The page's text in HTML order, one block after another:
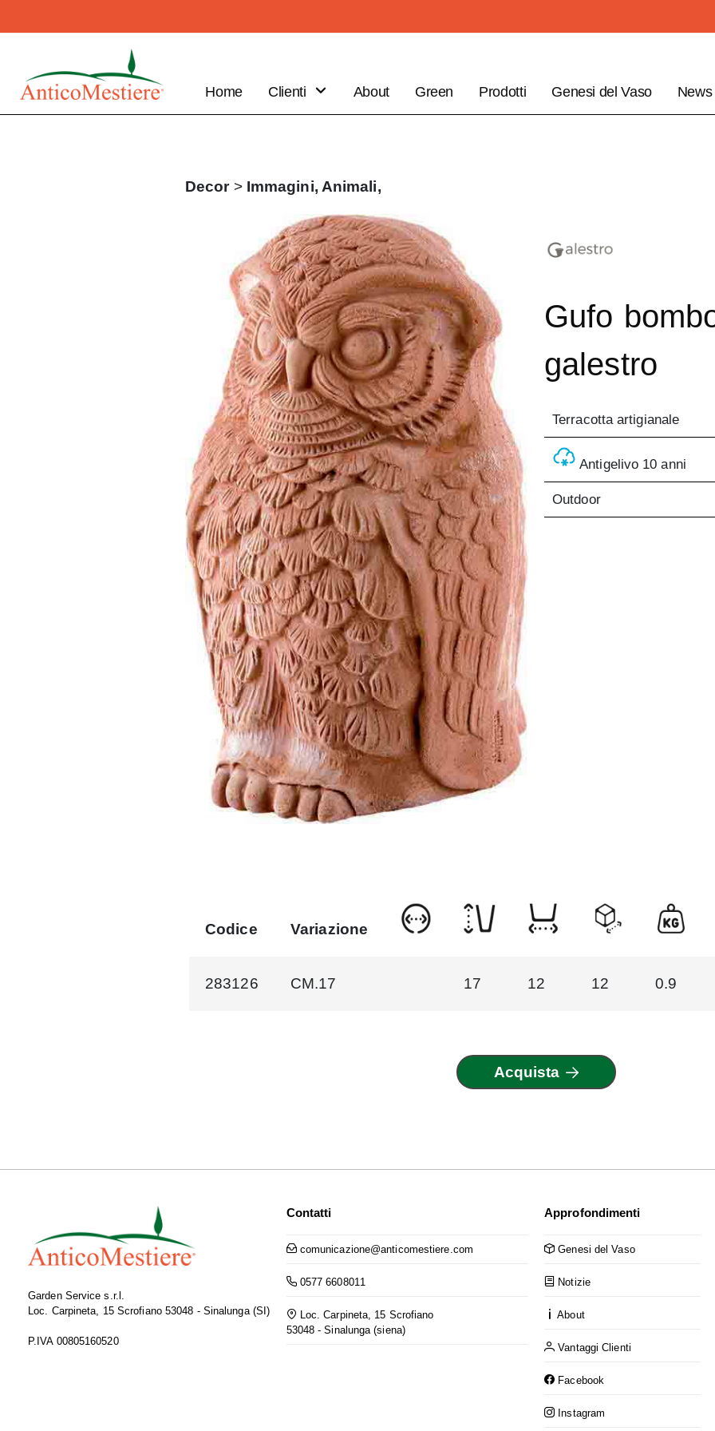
Home
Clienti
Fai il tuo
ordine
About Green Prodotti Genesi del Vaso News
Decor > Immagini, Animali,
Gufo
galestro
Terracotta artigianale
Antigelivo 10 anni
Outdoor
Codice Variazione
283126 CM.17 17 12 12 0.9
Acquista
Garden Service s.r.l.
Loc. Carpineta, 15 Scrofiano 53048 - Sinalunga (SI)
P.IVA 00805160520
Contatti
comunicazione@anticomestiere.com
0577 6608011
Loc. Carpineta, 15 Scrofiano
53048 - Sinalunga (siena)
Approfondimenti
Genesi del Vaso
Notizie
About
Vantaggi Clienti
Facebook
Instagram